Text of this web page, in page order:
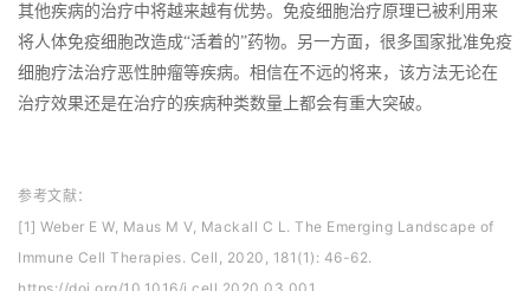
其他疾病的治疗中将越来越有优势。免疫细胞治疗原理已被利用来
将人体免疫细胞改造成“活着的”药物。另一方面，很多国家批准免疫
细胞疗法治疗恶性肿瘤等疾病。相信在不远的将来，该方法无论在
治疗效果还是在治疗的疾病种类数量上都会有重大突破。
参考文献：
[1] Weber E W, Maus M V, Mackall C L. The Emerging Landscape of
Immune Cell Therapies. Cell, 2020, 181(1): 46-62.